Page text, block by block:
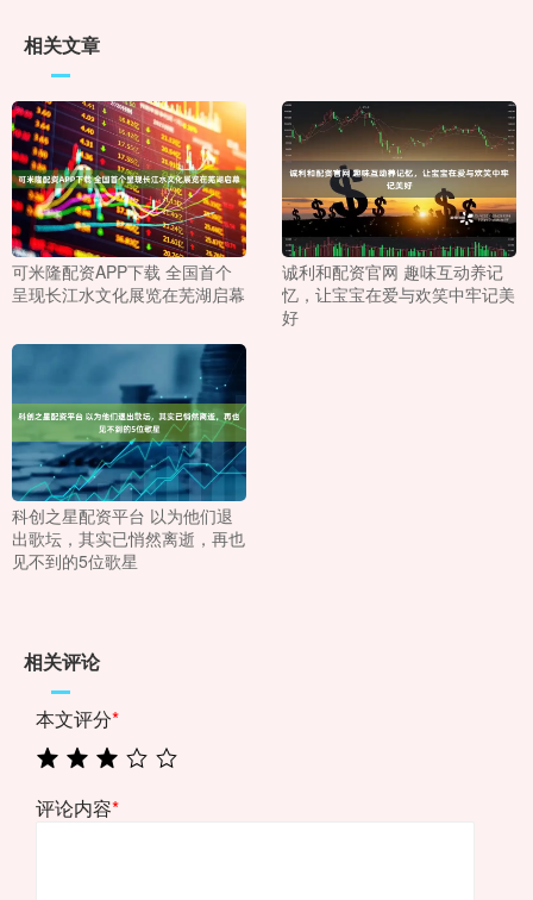
相关文章
可米隆配资APP下载 全国首个
呈现长江水文化展览在芜湖启幕
诚利和配资官网 趣味互动养记
忆，让宝宝在爱与欢笑中牢记美
好
科创之星配资平台 以为他们退
出歌坛，其实已悄然离逝，再也
见不到的5位歌星
相关评论
本文评分*
评论内容*